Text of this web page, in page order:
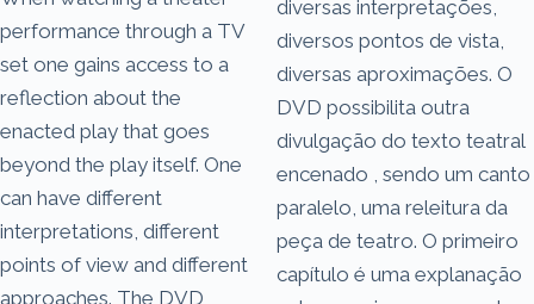
performance through a TV
set one gains access to a
reflection about the
enacted play that goes
beyond the play itself. One
can have different
interpretations, different
points of view and different
approaches. The DVD
diversas interpretações,
diversos pontos de vista,
diversas aproximações. O
DVD possibilita outra
divulgação do texto teatral
encenado , sendo um canto
paralelo, uma releitura da
peça de teatro. O primeiro
capítulo é uma explanação